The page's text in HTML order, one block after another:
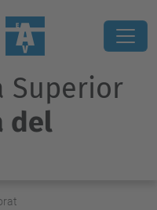
Superior
del